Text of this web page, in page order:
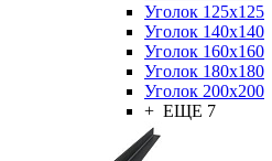
Уголок 125х125
Уголок 140х140
Уголок 160х160
Уголок 180х180
Уголок 200х200
+ ЕЩЕ 7